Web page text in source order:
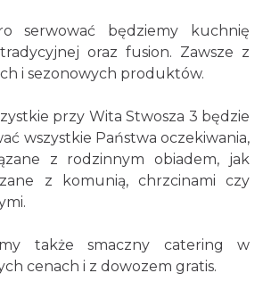
serwować będziemy kuchnię
oraz fusion. Zawsze z
i sezonowych produktów.
przy Wita Stwosza 3 będzie
wszystkie Państwa oczekiwania,
z rodzinnym obiadem, jak
z komunią, chrzcinami czy
także smaczny catering w
cenach i z dowozem gratis.